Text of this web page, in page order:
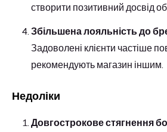
створити позитивний досвід
Збільшена лояльність до
Задоволені клієнти частіше
рекомендують магазин іншим.
Недоліки
Довгострокове стягнення